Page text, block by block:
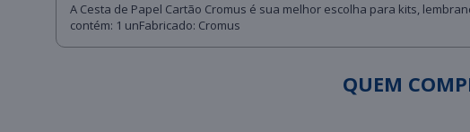
A Cesta de Papel Cartão Cromus é sua melhor escolha para kits,
contém: 1 unFabricado: Cromus
QUEM